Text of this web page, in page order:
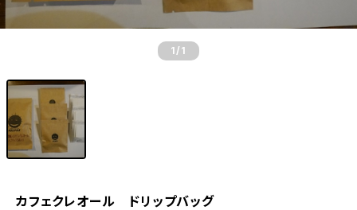
1 /1
カフェクレオール ドリップバッグ